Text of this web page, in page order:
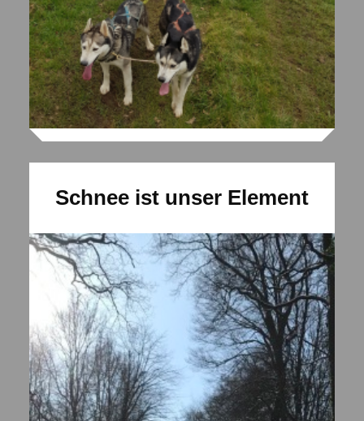
Schnee ist unser Element